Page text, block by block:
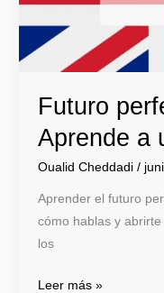
Futuro
Aprende a
Oualid Cheddadi /
Aprender el futuro
cómo hablas y
los
hoy
Leer más »